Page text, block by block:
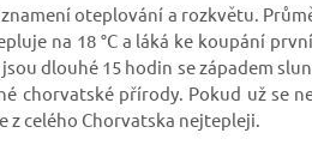
oteplování a rozkvětu.
na 18 °C a láká ke koupání
dlouhé 15 hodin se západem
chorvatské přírody. Pokud už se
z celého Chorvatska nejtepleji.